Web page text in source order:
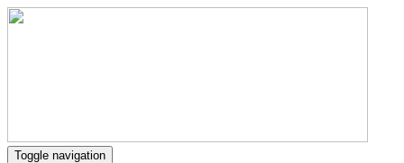
Toggle navigation